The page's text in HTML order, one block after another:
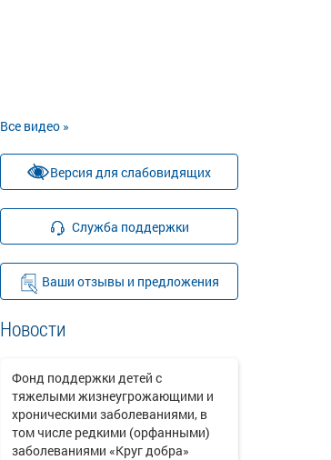
Все видео »
Версия для слабовидящих
Служба поддержки
Ваши отзывы и предложения
Новости
Фонд поддержки детей с
тяжелыми жизнеугрожающими и
хроническими заболеваниями, в
том числе редкими (орфанными)
заболеваниями «Круг добра»